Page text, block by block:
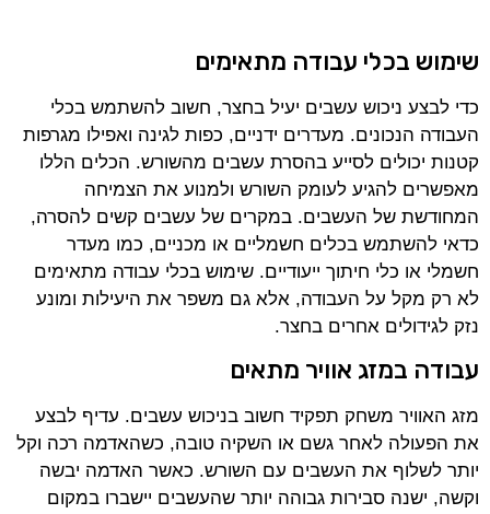
שימוש בכלי עבודה מתאימים
כדי לבצע ניכוש עשבים יעיל בחצר, חשוב להשתמש בכלי
העבודה הנכונים. מעדרים ידניים, כפות לגינה ואפילו מגרפות
קטנות יכולים לסייע בהסרת עשבים מהשורש. הכלים הללו
מאפשרים להגיע לעומק השורש ולמנוע את הצמיחה
המחודשת של העשבים. במקרים של עשבים קשים להסרה,
כדאי להשתמש בכלים חשמליים או מכניים, כמו מעדר
חשמלי או כלי חיתוך ייעודיים. שימוש בכלי עבודה מתאימים
לא רק מקל על העבודה, אלא גם משפר את היעילות ומונע
נזק לגידולים אחרים בחצר.
עבודה במזג אוויר מתאים
מזג האוויר משחק תפקיד חשוב בניכוש עשבים. עדיף לבצע
את הפעולה לאחר גשם או השקיה טובה, כשהאדמה רכה וקל
יותר לשלוף את העשבים עם השורש. כאשר האדמה יבשה
וקשה, ישנה סבירות גבוהה יותר שהעשבים יישברו במקום